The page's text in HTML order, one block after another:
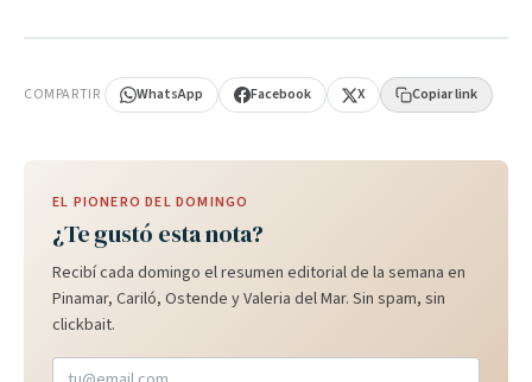
COMPARTIR WhatsApp Facebook X Copiar link
EL PIONERO DEL DOMINGO
¿Te gustó esta nota?
Recibí cada domingo el resumen editorial de la semana en
Pinamar, Cariló, Ostende y Valeria del Mar. Sin spam, sin
clickbait.